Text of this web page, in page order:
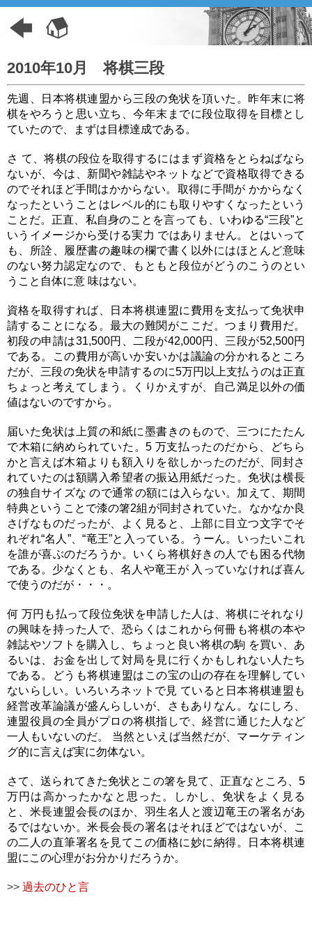
2010年10月 将棋三段
先週、日本将棋連盟から三段の免状を頂いた。昨年末に将
棋をやろうと思い立ち、今年末までに段位取得を目標とし
ていたので、まずは目標達成である。
さ て、将棋の段位を取得するにはまず資格をとらねばなら
ないが、今は、新聞や雑誌やネットなどで資格取得できる
のでそれほど手間はかからない。取得に手間が かからなく
なったということはレベル的にも取りやすくなったという
ことだ。正直、私自身のことを言っても、いわゆる“三段”と
いうイメージから受ける実力 ではありません。とはいって
も、所詮、履歴書の趣味の欄で書く以外にはほとんど意味
のない努力認定なので、もともと段位がどうのこうのとい
うこと自体に意 味はない。
資格を取得すれば、日本将棋連盟に費用を支払って免状申
請することになる。最大の難関がここだ。つまり費用だ。
初段の申請は31,500円、二段が42,000円、三段が52,500円
である。この費用が高いか安いかは議論の分かれるところ
だが、三段の免状を申請するのに5万円以上支払うのは正直
ちょっと考えてしまう。くりかえすが、自己満足以外の価
値はないのですから。
届いた免状は上質の和紙に墨書きのもので、三つにたたん
で木箱に納められていた。5 万支払ったのだから、どちら
かと言えば木箱よりも額入りを欲しかったのだが、同封さ
れていたのは額購入希望者の振込用紙だった。免状は横長
の独自サイズな ので通常の額には入らない。加えて、期間
特典ということで漆の箸2組が同封されていた。なかなか良
さげなものだったが、よく見ると、上部に目立つ文字でそ
れぞれ“名人”、“竜王”と入っている。うーん。いったいこれ
を誰が喜ぶのだろうか。いくら将棋好きの人でも困る代物
である。少なくとも、名人や竜王が 入っていなければ喜ん
で使うのだが・・・。
何 万円も払って段位免状を申請した人は、将棋にそれなり
の興味を持った人で、恐らくはこれから何冊も将棋の本や
雑誌やソフトを購入し、ちょっと良い将棋の駒 を買い、あ
るいは、お金を出して対局を見に行くかもしれない人たち
である。どうも将棋連盟はこの宝の山の存在を理解してい
ないらしい。いろいろネットで見 ていると日本将棋連盟も
経営改革論議が盛んらしいが、さもありなん。なにしろ、
連盟役員の全員がプロの将棋指しで、経営に通じた人など
一人もいないのだ。 当然といえば当然だが、マーケティン
グ的に言えば実に勿体ない。
さて、送られてきた免状とこの箸を見て、正直なところ、5
万円は高かったかなと思った。しかし、免状をよく見る
と、米長連盟会長のほか、羽生名人と渡辺竜王の署名があ
るではないか。米長会長の署名はそれほどではないが、こ
の二人の直筆署名を見てこの価格に妙に納得。日本将棋連
盟にこの心理がお分かりだろうか。
>> 過去のひと言